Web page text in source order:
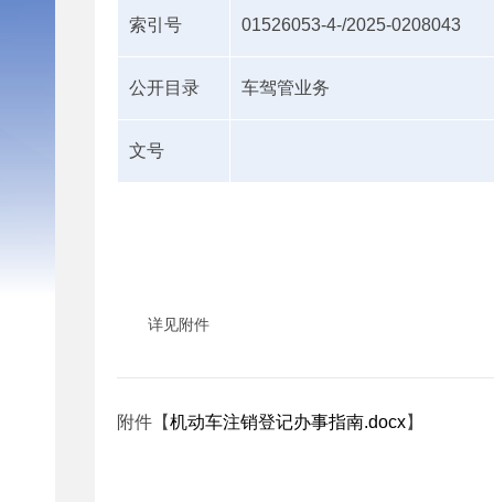
索引号 01526053-4-/2025-0208043
公开目录 车驾管业务
文号
详见附件
附件【机动车注销登记办事指南.docx】